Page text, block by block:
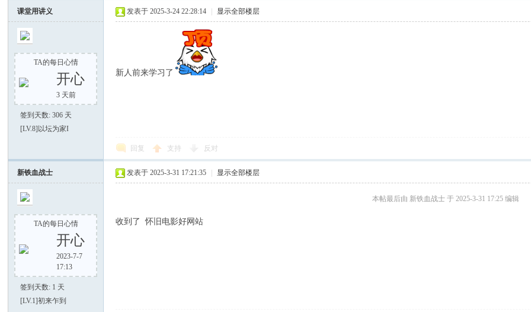
16
课堂用讲义
TA的每日心情
开心
3 天前
签到天数: 306 天
[LV.8]以坛为家I
发表于 2025-3-24 22:28:14 显示全部楼层
新人前来学习了
回复 支持 反对
新铁血战士
TA的每日心情
开心
2023-7-7
17:13
签到天数: 1 天
[LV.1]初来乍到
发表于 2025-3-31 17:21:35 显示全部楼层
本帖最后由 新铁血战士 于 2025-3-31 17:25 编辑
收到了 怀旧电影好网站